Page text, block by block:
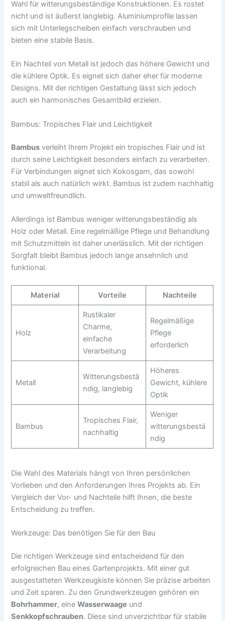
Wahl für witterungsbeständige Konstruktionen. Es rostet
nicht und ist äußerst langlebig. Aluminiumprofile lassen
sich mit Unterlegscheiben einfach verschrauben und
bieten eine stabile Basis.
Ein Nachteil von Metall ist jedoch das höhere Gewicht und
die kühlere Optik. Es eignet sich daher eher für moderne
Designs. Mit der richtigen Gestaltung lässt sich jedoch
auch ein harmonisches Gesamtbild erzielen.
Bambus: Tropisches Flair und Leichtigkeit
Bambus verleiht Ihrem Projekt ein tropisches Flair und ist
durch seine Leichtigkeit besonders einfach zu verarbeiten.
Für Verbindungen eignet sich Kokosgarn, das sowohl
stabil als auch natürlich wirkt. Bambus ist zudem nachhaltig
und umweltfreundlich.
Allerdings ist Bambus weniger witterungsbeständig als
Holz oder Metall. Eine regelmäßige Pflege und Behandlung
mit Schutzmitteln ist daher unerlässlich. Mit der richtigen
Sorgfalt bleibt Bambus jedoch lange ansehnlich und
funktional.
Material Vorteile Nachteile
Holz
Rustikaler
Charme,
einfache
Verarbeitung
Regelmäßige
Pflege
erforderlich
Metall
Witterungsbestä
ndig, langlebig
Höheres
Gewicht, kühlere
Optik
Bambus
Tropisches Flair,
nachhaltig
Weniger
witterungsbestä
ndig
Die Wahl des Materials hängt von Ihren persönlichen
Vorlieben und den Anforderungen Ihres Projekts ab. Ein
Vergleich der Vor- und Nachteile hilft Ihnen, die beste
Entscheidung zu treffen.
Werkzeuge: Das benötigen Sie für den Bau
Die richtigen Werkzeuge sind entscheidend für den
erfolgreichen Bau eines Gartenprojekts. Mit einer gut
ausgestatteten Werkzeugkiste können Sie präzise arbeiten
und Zeit sparen. Zu den Grundwerkzeugen gehören ein
Bohrhammer, eineWasserwaage und
Senkkopfschrauben. Diese sind unverzichtbar für stabile